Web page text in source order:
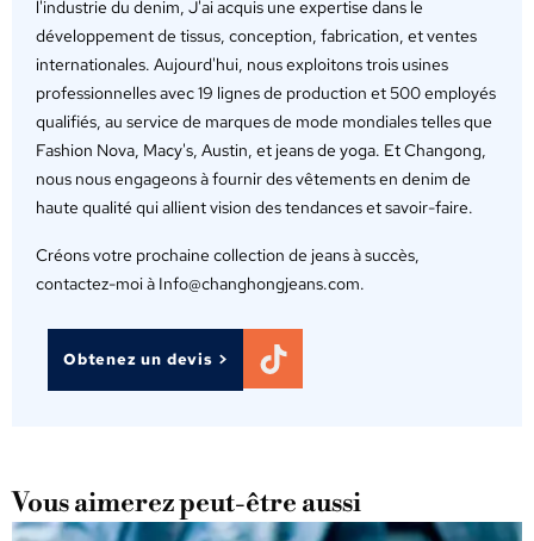
l'industrie du denim, J'ai acquis une expertise dans le
développement de tissus, conception, fabrication, et ventes
internationales. Aujourd'hui, nous exploitons trois usines
professionnelles avec 19 lignes de production et 500 employés
qualifiés, au service de marques de mode mondiales telles que
Fashion Nova, Macy's, Austin, et jeans de yoga. Et Changong,
nous nous engageons à fournir des vêtements en denim de
haute qualité qui allient vision des tendances et savoir-faire.
Créons votre prochaine collection de jeans à succès,
contactez-moi à Info@changhongjeans.com.
Obtenez un devis >
Vous aimerez peut-être aussi